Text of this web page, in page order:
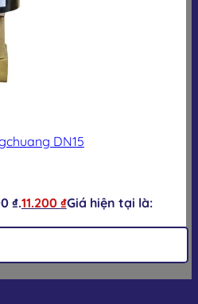
DN15
₫.11.200 ₫Giá hiện tại là: